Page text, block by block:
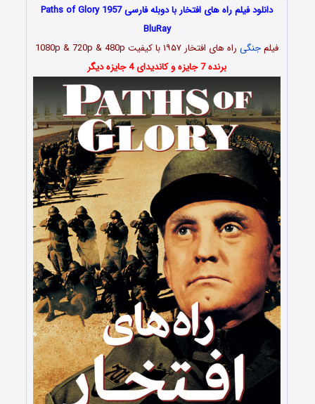
دانلود فیلم راه های افتخار با دوبله فارسی Paths of Glory 1957
BluRay
فیلمجنگی راه های افتخار ۱۹۵۷ با کیفیت 1080p & 720p & 480p
برنده 7 جایزه و کاندیدای 4 جایزه دیگر